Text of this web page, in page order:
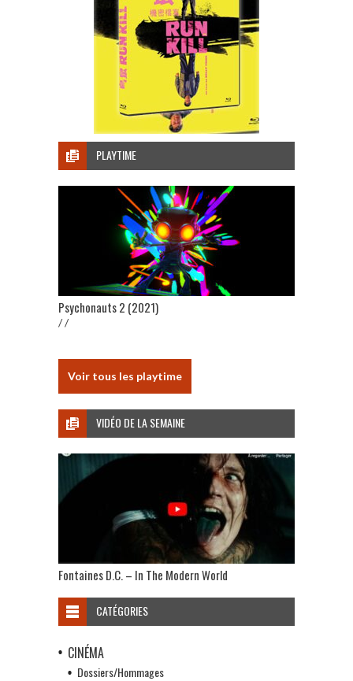
PLAYTIME
Psychonauts 2 (2021)
/ /
Voir tous les playtime
VIDÉO DE LA SEMAINE
Fontaines D.C. – In The Modern World
CATÉGORIES
CINÉMA
Dossiers/Hommages